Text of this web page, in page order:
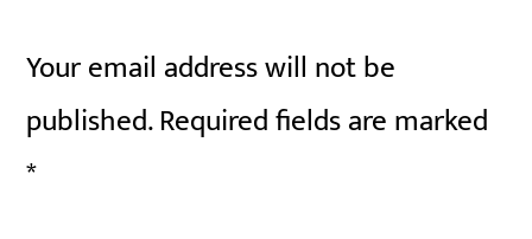
Your email address will not be
published.Required fields are marked
*